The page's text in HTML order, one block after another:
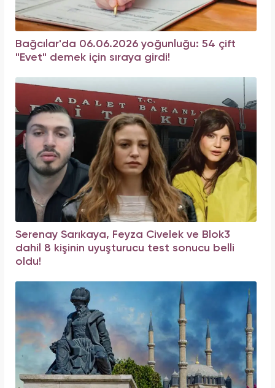
Bağcılar'da 06.06.2026 yoğunluğu: 54 çift
"Evet" demek için sıraya girdi!
Serenay Sarıkaya, Feyza Civelek ve Blok3
dahil 8 kişinin uyuşturucu test sonucu belli
oldu!